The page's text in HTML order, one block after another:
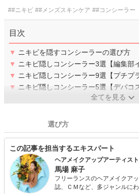
##ニキビ ##メンズスキンケア ##コンシーラー
目次
▼ ニキビを隠すコンシーラーの選び方
▼ ニキビ隠しコンシーラー3選【編集部
▼ ニキビ隠しコンシーラー9選【プチプ
▼
ニキビ隠しコンシーラー5選【デパコ
全てを見る
選び方
この記事を担当するエキスパート
ヘアメイクアップアーティスト
馬場 麻子
フリーランスのヘアメイクア
誌、ＣＭなど、多ジャンルに